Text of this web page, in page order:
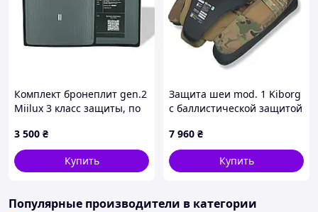
Комплект бронеплит gen.2
Miilux 3 класс защиты, по
3 500 ₴
Купить
Защита шеи mod. 1 Kiborg
с баллистической защитой
7 960 ₴
Купить
Популярные производители в категории